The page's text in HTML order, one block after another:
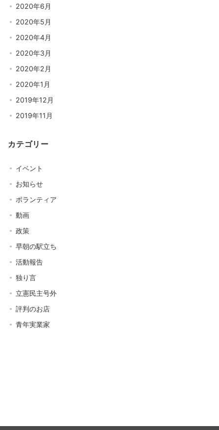
2020年6月
2020年5月
2020年4月
2020年3月
2020年2月
2020年1月
2019年12月
2019年11月
カテゴリー
イベント
お知らせ
ボランティア
動画
政策
早朝の駅立ち
活動報告
独り言
立憲民主号外
評判のお店
青年実業家